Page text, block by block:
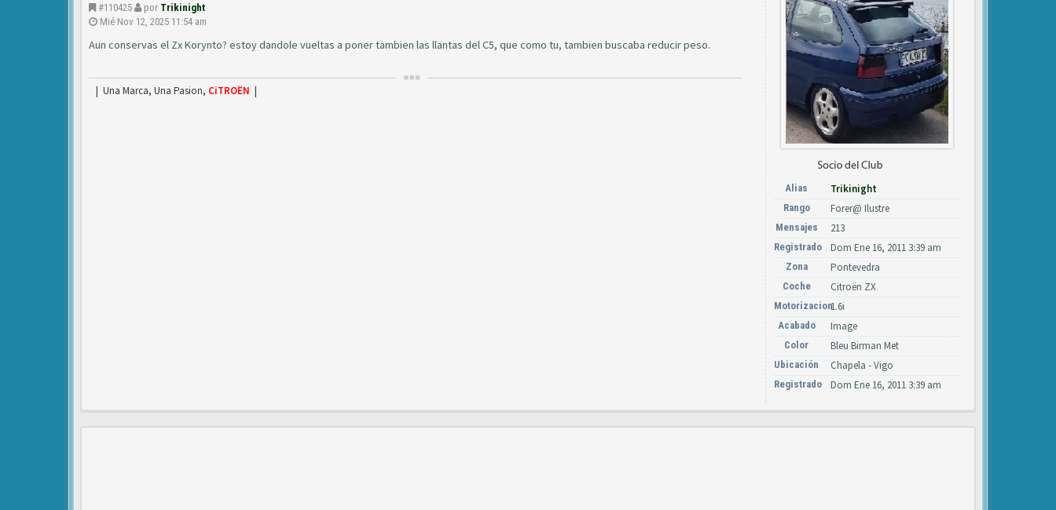
#110425 por Trikinight
Mié Nov 12, 2025 11:54 am
Aun conservas el Zx Korynto? estoy dandole vueltas a poner tambien las llantas del C5, que como tu, tambien buscaba reducir peso.
| Una Marca, Una Pasion, CiTROËN |
Alias Trikinight
Rango Forer@ Ilustre
Mensajes 213
Registrado Dom Ene 16, 2011 3:39 am
Zona Pontevedra
Coche Citroën ZX
Motorizacion1.6i
Acabado Image
Color Bleu Birman Met
Ubicación Chapela - Vigo
Registrado Dom Ene 16, 2011 3:39 am